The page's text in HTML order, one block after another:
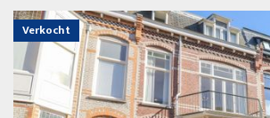
Verkocht